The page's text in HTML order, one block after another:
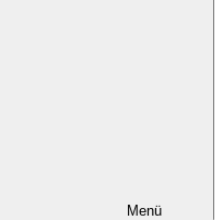
Menü